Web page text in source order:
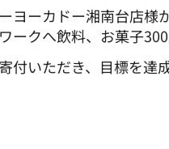
ヨーカドー湘南台店
ークへ飲料、お菓子
付いただき、目標を達